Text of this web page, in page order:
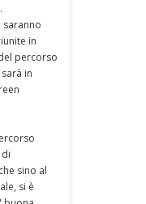
saranno
in
percorso
in
sino al
si è